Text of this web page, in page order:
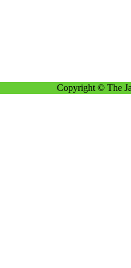
Copyright © The